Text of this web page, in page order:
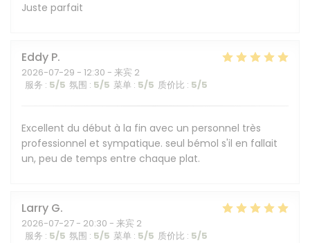
Juste parfait
Eddy P
2026-07-29 - 12:30 - 来宾 2
服务 : 5/5 氛围 : 5/5 菜单 : 5/5 质价比 : 5/5
Excellent du début à la fin avec un personnel très
professionnel et sympatique. seul bémol s'il en fallait
un, peu de temps entre chaque plat.
Larry G
2026-07-27 - 20:30 - 来宾 2
服务 : 5/5 氛围 : 5/5 菜单 : 5/5 质价比 : 5/5